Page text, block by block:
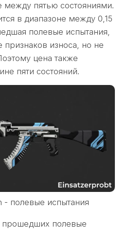
между пятью состояниями.
в диапазоне между 0,15
полевые испытания,
признаков износа, но не
цена также
пяти состояний.
- полевые испытания
прошедших полевые